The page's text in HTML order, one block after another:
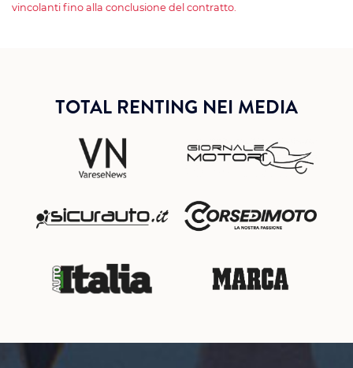
vincolanti fino alla conclusione del contratto.
TOTAL RENTING NEI MEDIA